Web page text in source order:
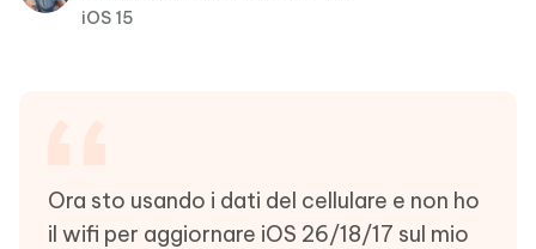
Editor
iOS 15
Ora sto usando i dati del cellulare e non ho
il wifi per aggiornare iOS 26/18/17 sul mio